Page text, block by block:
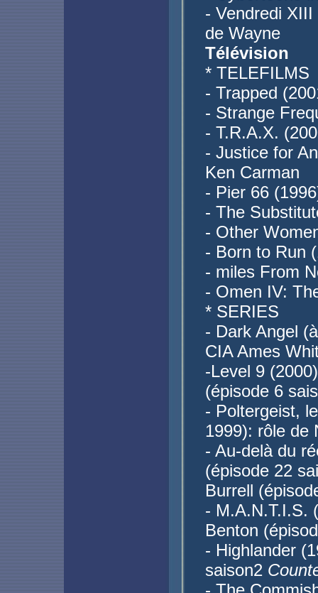
- Vendredi
de Wayne
Télévision
* TELEFILMS
- Trapped
- Strange
- T.R.A.X.
- Justice for
Ken Carman
- Pier 66
- The
- Other
- Born to Run
- miles From
- Omen IV:
* SERIES
- Dark Angel
CIA Ames
-Level 9
(épisode 6
- Poltergeist,
1999): rôle de
- Au-delà du
(épisode 22
Burrell
- M.A.N.T.I.S.
Benton
- Highlander
saison2